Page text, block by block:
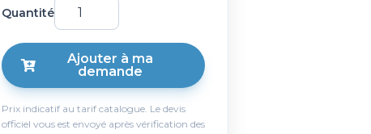
Quantité
Ajouter à ma
demande
Prix indicatif au tarif catalogue. Le devis
officiel vous est envoyé après vérification des